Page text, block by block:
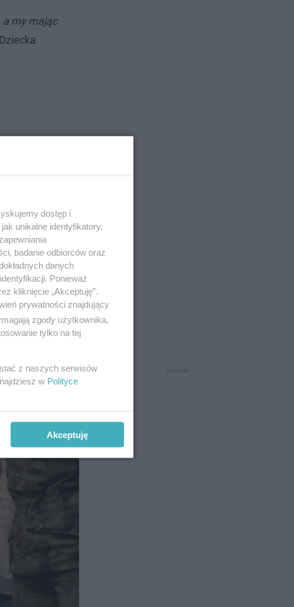
a my mając
8
dostęp i
unikalne identyfikatory,
badanie odbiorców oraz
danych
Ponieważ
kliknięcie „Akceptuję”.
prywatności znajdujący
zgody użytkownika,
tylko na tej
z naszych serwisów
w Polityce
Akceptuję